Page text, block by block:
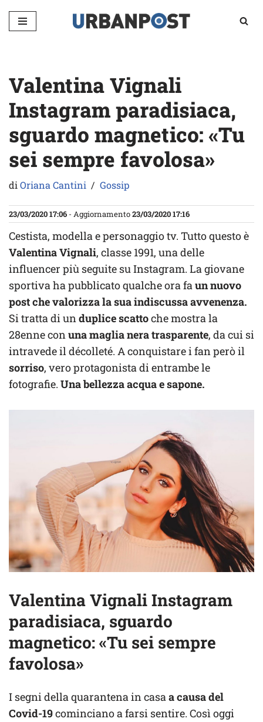
Vai
Valentina Vignali
Instagram paradisiaca,
sguardo magnetico: «Tu
sei sempre favolosa»
diOriana Cantini Gossip
23/03/2020 17:06 - Aggiornamento23/03/2020 17:16
Cestista, modella e personaggio tv. Tutto questo è
Valentina Vignali, classe 1991, una delle
influencer più seguite su Instagram. La giovane
sportiva ha pubblicato qualche ora faun nuovo
post che valorizza la sua indiscussa avvenenza.
Si tratta di unduplice scattoche mostra la
28enne conuna maglia nera trasparente, da cui si
intravede il décolleté. A conquistare i fan però il
sorriso, vero protagonista di entrambe le
fotografie. Una bellezza acqua e sapone.
Valentina Vignali Instagram
paradisiaca, sguardo
magnetico: «Tu sei sempre
favolosa»
I segni della quarantena in casaa causa del
Covid-19cominciano a farsi sentire. Così oggi